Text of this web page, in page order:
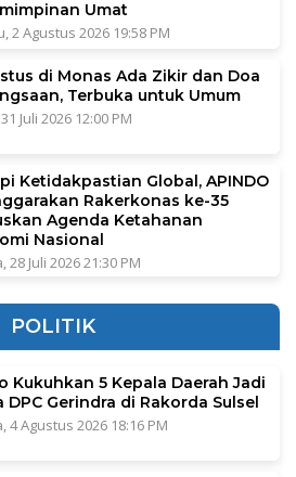
Umat
2 Agustus 2026 19:58 PM
di Monas Ada Zikir dan Doa
Terbuka untuk Umum
Juli 2026 12:00 PM
Ketidakpastian Global, APINDO
Rakerkonas ke-35
Agenda Ketahanan
Nasional
28 Juli 2026 21:30 PM
POLITIK
Kukuhkan 5 Kepala Daerah Jadi
DPC Gerindra di Rakorda Sulsel
4 Agustus 2026 18:16 PM